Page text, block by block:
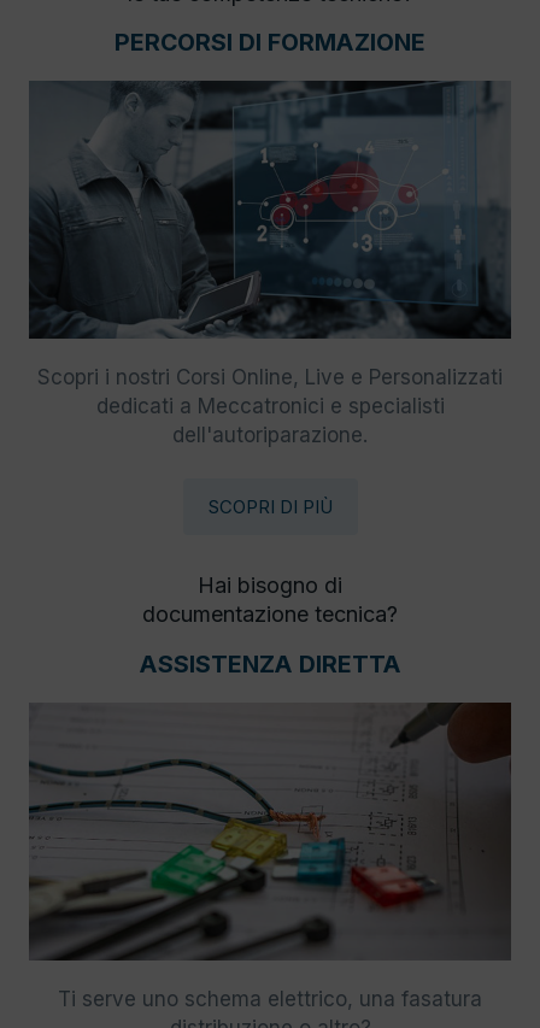
PERCORSI DI FORMAZIONE
Scopri i nostri Corsi Online, Live e Personalizzati
dedicati a Meccatronici e specialisti
dell'autoriparazione.
SCOPRI DI PIÙ
Hai bisogno di
documentazione tecnica?
ASSISTENZA DIRETTA
Ti serve uno schema elettrico, una fasatura